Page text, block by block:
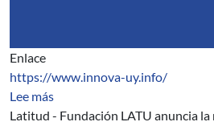
Enlace
https://www.innova-uy.info/
Lee mássobre Innova 2021
Latitud - Fundación LATU anuncia